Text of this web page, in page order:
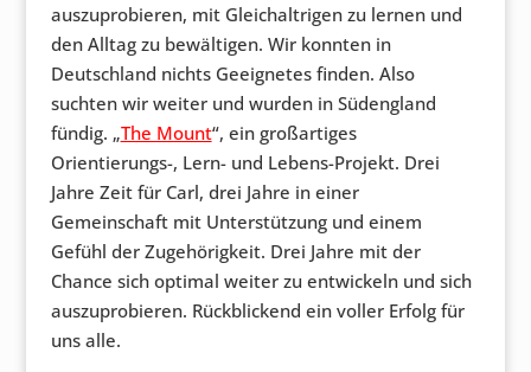
auszuprobieren, mit Gleichaltrigen zu lernen und
den Alltag zu bewältigen. Wir konnten in
Deutschland nichts Geeignetes finden. Also
suchten wir weiter und wurden in Südengland
fündig. „The Mount“, ein großartiges
Orientierungs-, Lern- und Lebens-Projekt. Drei
Jahre Zeit für Carl, drei Jahre in einer
Gemeinschaft mit Unterstützung und einem
Gefühl der Zugehörigkeit. Drei Jahre mit der
Chance sich optimal weiter zu entwickeln und sich
auszuprobieren. Rückblickend ein voller Erfolg für
uns alle.